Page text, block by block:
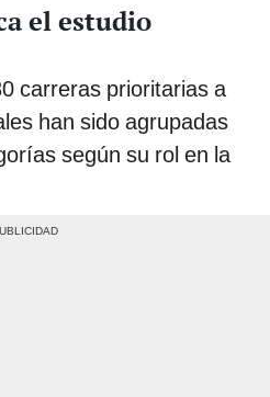
el estudio
carreras prioritarias a
han sido agrupadas
según su rol en la